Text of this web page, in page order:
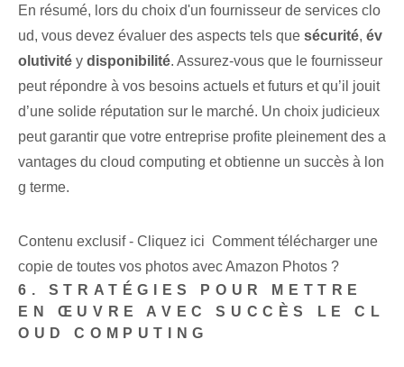
En résumé, lors du choix d'un fournisseur de services clo
ud, vous devez évaluer des aspects tels que sécurité, év
olutivité y disponibilité. Assurez-vous que le fournisseur
peut répondre à vos besoins actuels et futurs et qu’il jouit
d’une solide réputation sur le marché. ⁢Un choix judicieux
peut garantir que votre entreprise profite pleinement des a
vantages du cloud computing et obtienne un succès à lon
g terme.
Contenu exclusif - Cliquez ici Comment télécharger une
copie de toutes vos photos avec Amazon Photos ?
6. STRATÉGIES POUR METTRE
EN ŒUVRE AVEC SUCCÈS LE CL
OUD COMPUTING